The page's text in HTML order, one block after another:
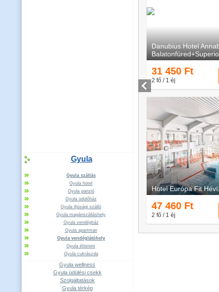
Gyula
Gyula szállás
Gyula hotel
Gyula panzió
Gyula üdülőház
Gyula ifjúsági szálló
Gyula magánszálláshely
Gyula vendégház
Gyula apartman
Gyula vendéglátóhely
Gyula étterem
Gyula cukrászda
Gyula wellness
Gyula üdülési csekk
Szolgáltatások
Gyula térkép